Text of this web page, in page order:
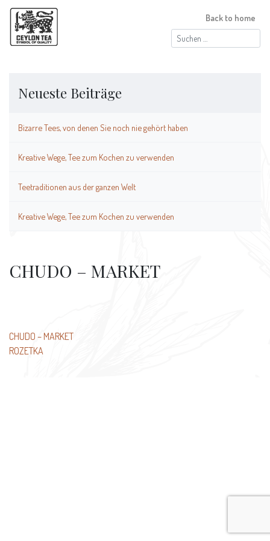
Suchen
nach:
Back to home
Neueste Beiträge
Bizarre Tees, von denen Sie noch nie gehört haben
Kreative Wege, Tee zum Kochen zu verwenden
Teetraditionen aus der ganzen Welt
Kreative Wege, Tee zum Kochen zu verwenden
CHUDO – MARKET
Beitragsnavigation
CHUDO – MARKET
ROZETKA